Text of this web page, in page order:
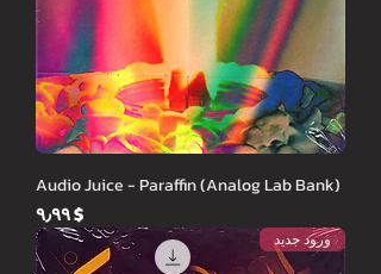
Audio Juice - Paraffin (Analog Lab Bank)
Price
$ ۹٫۹۹
ورود جدید